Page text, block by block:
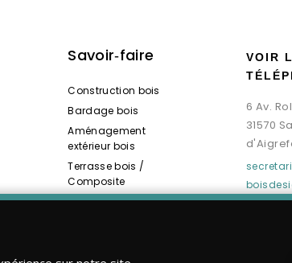
Savoir‑faire
Construction bois
Bardage bois
Aménagement
extérieur bois
Terrasse bois /
Composite
Spas / Saunas bois
VOIR
6 Av.
31570